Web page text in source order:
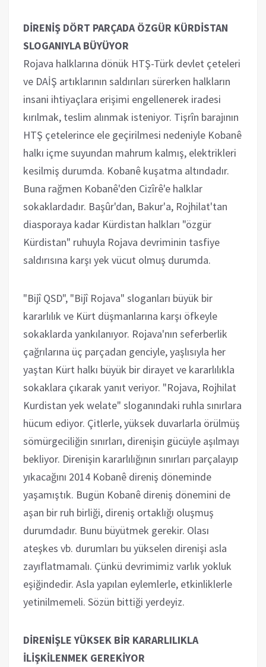
DİRENİŞ DÖRT PARÇADA ÖZGÜR KÜRDİSTAN
SLOGANIYLA BÜYÜYOR
Rojava halklarına dönük HTŞ-Türk devlet çeteleri
ve DAİŞ artıklarının saldırıları sürerken halkların
insani ihtiyaçlara erişimi engellenerek iradesi
kırılmak, teslim alınmak isteniyor. Tişrîn barajının
HTŞ çetelerince ele geçirilmesi nedeniyle Kobanê
halkı içme suyundan mahrum kalmış, elektrikleri
kesilmiş durumda. Kobanê kuşatma altındadır.
Buna rağmen Kobanê'den Cizîrê'e halklar
sokaklardadır. Başûr'dan, Bakur'a, Rojhilat'tan
diasporaya kadar Kürdistan halkları "özgür
Kürdistan" ruhuyla Rojava devriminin tasfiye
saldırısına karşı yek vücut olmuş durumda.
"Bijî QSD", "Bijî Rojava" sloganları büyük bir
kararlılık ve Kürt düşmanlarına karşı öfkeyle
sokaklarda yankılanıyor. Rojava'nın seferberlik
çağrılarına üç parçadan genciyle, yaşlısıyla her
yaştan Kürt halkı büyük bir dirayet ve kararlılıkla
sokaklara çıkarak yanıt veriyor. "Rojava, Rojhilat
Kurdistan yek welate" sloganındaki ruhla sınırlara
hücum ediyor. Çitlerle, yüksek duvarlarla örülmüş
sömürgeciliğin sınırları, direnişin gücüyle aşılmayı
bekliyor. Direnişin kararlılığının sınırları parçalayıp
yıkacağını 2014 Kobanê direniş döneminde
yaşamıştık. Bugün Kobanê direniş dönemini de
aşan bir ruh birliği, direniş ortaklığı oluşmuş
durumdadır. Bunu büyütmek gerekir. Olası
ateşkes vb. durumları bu yükselen direnişi asla
zayıflatmamalı. Çünkü devrimimiz varlık yokluk
eşiğindedir. Asla yapılan eylemlerle, etkinliklerle
yetinilmemeli. Sözün bittiği yerdeyiz.
DİRENİŞLE YÜKSEK BİR KARARLILIKLA
İLİŞKİLENMEK GEREKİYOR